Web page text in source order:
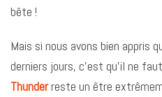
bête !
Mais si nous avons bien appris
derniers jours, c’est qu’il ne
Thunderreste un être